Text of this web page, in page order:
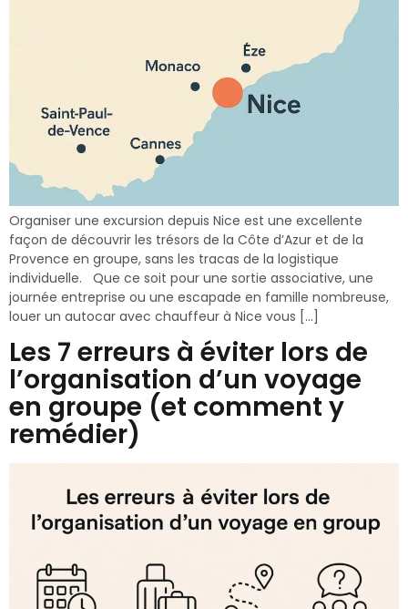
Organiser une excursion depuis Nice est une excellente
façon de découvrir les trésors de la Côte d’Azur et de la
Provence en groupe, sans les tracas de la logistique
individuelle. Que ce soit pour une sortie associative, une
journée entreprise ou une escapade en famille nombreuse,
louer un autocar avec chauffeur à Nice vous […]
Les 7 erreurs à éviter lors de
l’organisation d’un voyage
en groupe (et comment y
remédier)